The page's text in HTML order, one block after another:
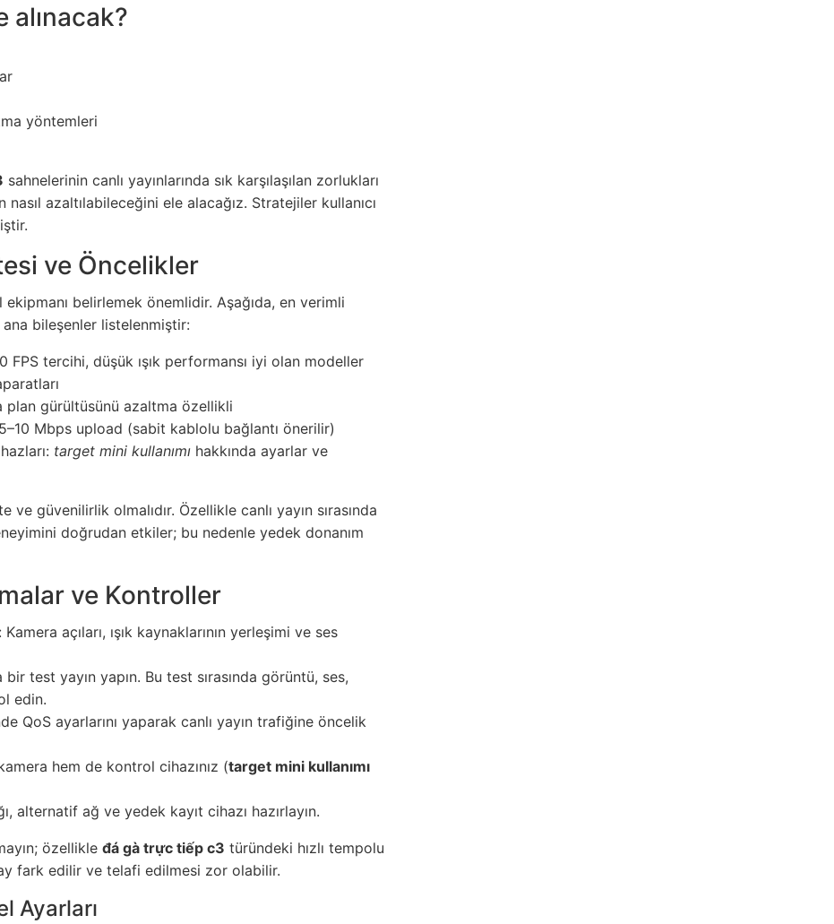
alınacak?
yöntemleri
sahnelerinin canlı yayınlarında sık karşılaşılan zorlukları
nasıl azaltılabileceğini ele alacağız. Stratejiler kullanıcı
ve Öncelikler
belirlemek önemlidir. Aşağıda, en verimli
bileşenler listelenmiştir:
tercihi, düşük ışık performansı iyi olan modeller
gürültüsünü azaltma özellikli
Mbps upload (sabit kablolu bağlantı önerilir)
target mini kullanımı hakkında ayarlar ve
güvenilirlik olmalıdır. Özellikle canlı yayın sırasında
doğrudan etkiler; bu nedenle yedek donanım
ve Kontroller
açıları, ışık kaynaklarının yerleşimi ve ses
test yayın yapın. Bu test sırasında görüntü, ses,
edin.
QoS ayarlarını yaparak canlı yayın trafiğine öncelik
hem de kontrol cihazınız (target mini kullanımı
alternatif ağ ve yedek kayıt cihazı hazırlayın.
özellikle đá gà trực tiếp c3 türündeki hızlı tempolu
fark edilir ve telafi edilmesi zor olabilir.
Ayarları